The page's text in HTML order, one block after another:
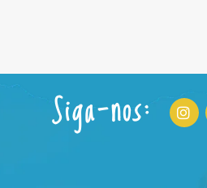
Siga-nos: